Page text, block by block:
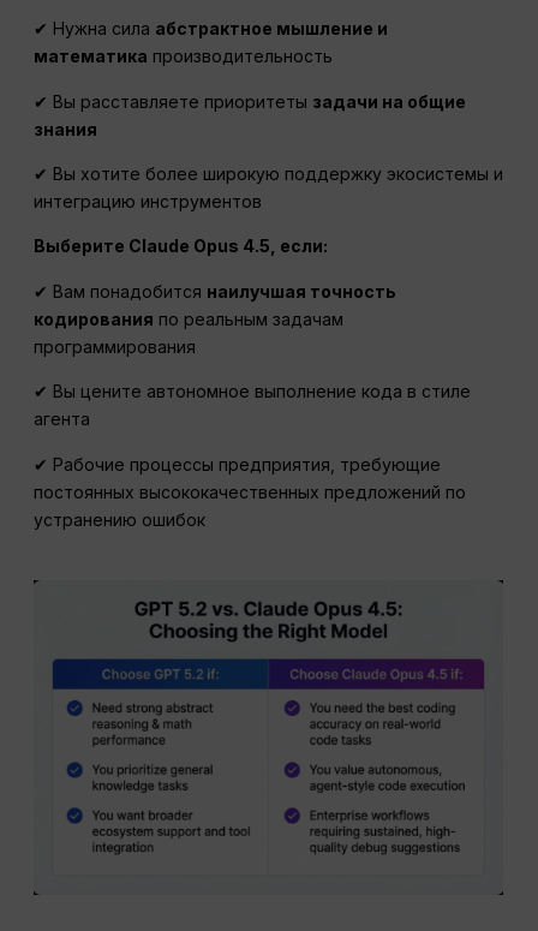
✔ Нужна сила абстрактное мышление и
математика производительность
✔ Вы расставляете приоритеты задачи на общие
знания
✔ Вы хотите более широкую поддержку экосистемы и
интеграцию инструментов
Выберите Claude Opus 4.5, если:
✔ Вам понадобится наилучшая точность
кодирования по реальным задачам
программирования
✔ Вы цените автономное выполнение кода в стиле
агента
✔ Рабочие процессы предприятия, требующие
постоянных высококачественных предложений по
устранению ошибок